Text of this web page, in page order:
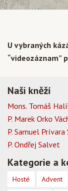
U vybraných
“videozáznam”
Naši kněží
Mons. Tomáš
P. Marek Orko
P. Samuel Prívara
P. Ondřej Salvet
Kategorie a
Hosté Advent